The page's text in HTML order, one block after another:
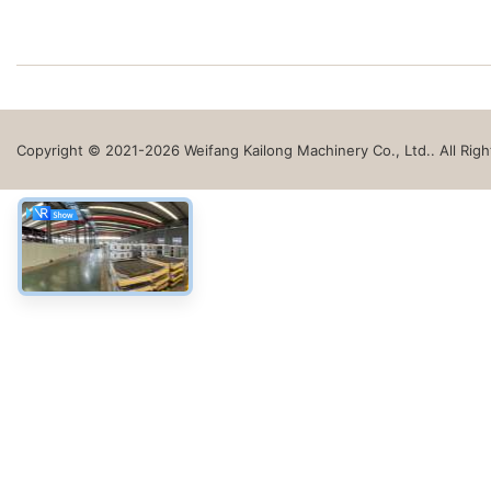
Copyright © 2021-2026 Weifang Kailong Machinery Co., Ltd.. All